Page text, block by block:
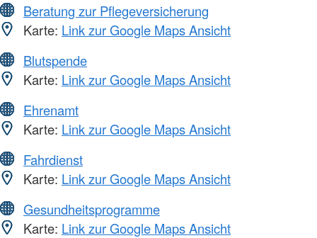
Beratung zur Pflegeversicherung
Karte: Link zur Google Maps Ansicht
Blutspende
Karte: Link zur Google Maps Ansicht
Ehrenamt
Karte: Link zur Google Maps Ansicht
Fahrdienst
Karte: Link zur Google Maps Ansicht
Gesundheitsprogramme
Karte: Link zur Google Maps Ansicht